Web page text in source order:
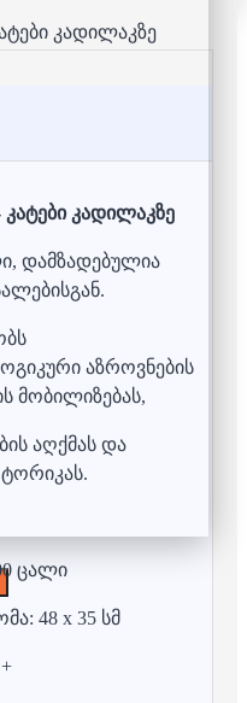
კადილაკზე
დამზადებულია
აზროვნების
მობილიზებას,
აღქმას და
ცალი
48 x 35 სმ